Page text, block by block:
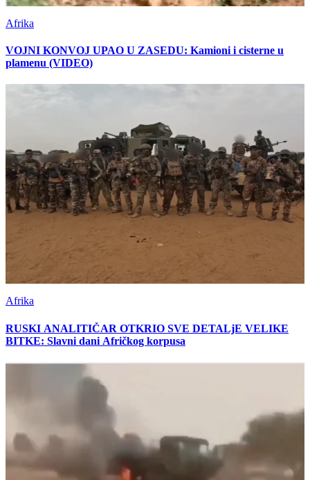
Afrika
VOJNI KONVOJ UPAO U ZASEDU: Kamioni i cisterne u
plamenu (VIDEO)
Afrika
RUSKI ANALITIČAR OTKRIO SVE DETALjE VELIKE
BITKE: Slavni dani Afričkog korpusa